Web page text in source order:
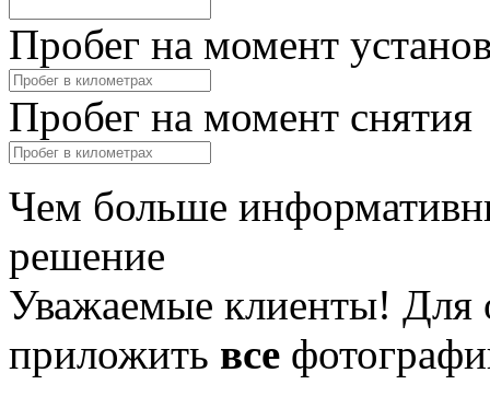
Пробег на момент
Пробег на момент снятия
Чем больше
решение
Уважаемые клиенты! Для
приложить все